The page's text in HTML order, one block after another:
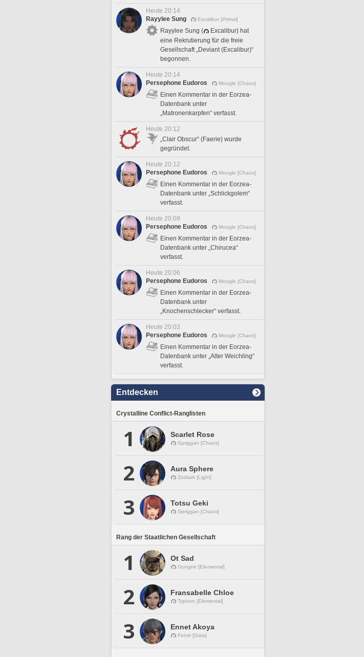
Heute 20:14
Rayylee Sung
Excalibur [Primal]
Rayylee Sung (
Excalibur) hat
eine Rekrutierung für die freie
Gesellschaft „Deviant (Excalibur)“
begonnen.
Heute 20:14
Persephone Eudoros
Moogle [Chaos]
Einen Kommentar in der Eorzea-
Datenbank unter
„Matronenkarpfen“ verfasst.
Heute 20:12
„Clair Obscur“ (Faerie) wurde
gegründet.
Heute 20:12
Persephone Eudoros
Moogle [Chaos]
Einen Kommentar in der Eorzea-
Datenbank unter „Schlickgolem“
verfasst.
Heute 20:09
Persephone Eudoros
Moogle [Chaos]
Einen Kommentar in der Eorzea-
Datenbank unter „Chirucea“
verfasst.
Heute 20:06
Persephone Eudoros
Moogle [Chaos]
Einen Kommentar in der Eorzea-
Datenbank unter
„Knochenschlecker“ verfasst.
Heute 20:03
Persephone Eudoros
Moogle [Chaos]
Einen Kommentar in der Eorzea-
Datenbank unter „Alter Weichling“
verfasst.
Entdecken
Crystalline Conflict-Ranglisten
1 Scarlet Rose
Spriggan [Chaos]
2 Aura Sphere
Zodiark [Light]
3 Totsu Geki
Spriggan [Chaos]
Rang der Staatlichen Gesellschaft
1 Ot Sad
Gungnir [Elemental]
2 Fransabelle Chloe
Typhon [Elemental]
3 Ennet Akoya
Fenrir [Gaia]